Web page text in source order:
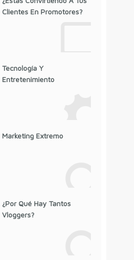
Clientes En Promotores?
Tecnología Y
Entretenimiento
Marketing Extremo
¿Por Qué Hay Tantos
Vloggers?